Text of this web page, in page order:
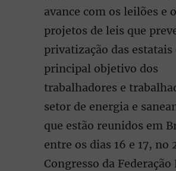
avance com os leilões e
projetos de leis que
privatização das estatais
principal objetivo dos
trabalhadores e
setor de energia e
que estão reunidos em
entre os dias 16 e 17, no
Congresso da